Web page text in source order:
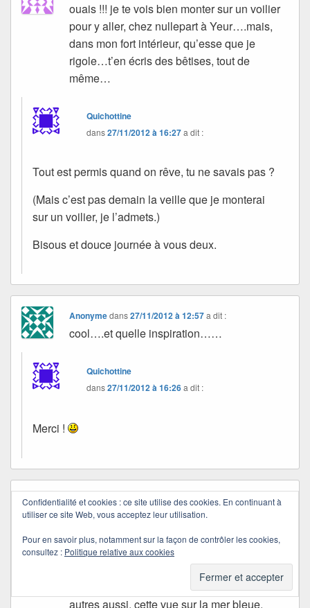
ouais !!! je te vois bien monter sur un voilier
pour y aller, chez nullepart à Yeur….mais,
dans mon fort intérieur, qu’esse que je
rigole…t’en écris des bêtises, tout de
même…
Quichottine
dans27/11/2012 à 16:27a dit :
Tout est permis quand on rêve, tu ne savais pas ?
(Mais c’est pas demain la veille que je monterai
sur un voilier, je l’admets.)
Bisous et douce journée à vous deux.
Anonymedans27/11/2012 à 12:57 a dit :
cool….et quelle inspiration……
Quichottine
dans27/11/2012 à 16:26a dit :
Merci !
Marine Ddans27/11/2012 à 14:05a dit :
Je comprends que cette photo du petit chien
, venue de si loin, le pays de Croc, qui
attend devant la porte ouverte, je comprends
donc que cette image t’ai inspirée et fait
rêver, je le trouve si touchant ! Mais les deux
autres aussi, cette vue sur la mer bleue,
Confidentialité et cookies : ce site utilise des cookies. En continuant à
utiliser ce site Web, vous acceptez leur utilisation.
Pour en savoir plus, notamment sur la façon de contrôler les cookies,
consultez : Politique relative aux cookies